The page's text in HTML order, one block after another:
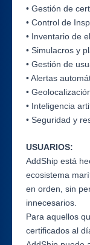
• Gestión de
• Control de
• Inventario de
• Simulacros y
• Gestión de
• Alertas
•
• Inteligencia
• Seguridad y
USUARIOS:
AddShip está
ecosistema
en orden, sin
innecesarios.
Para aquellos
certificados al